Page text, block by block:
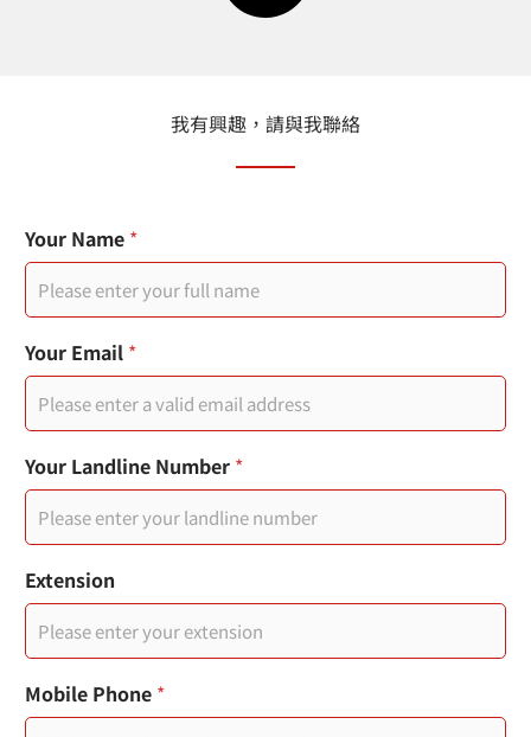
我有興趣，請與我聯絡
Your Name *
分
機
職
稱
的
市
內
電
話
Your Email *
Your Landline Number *
Extension
Mobile Phone *